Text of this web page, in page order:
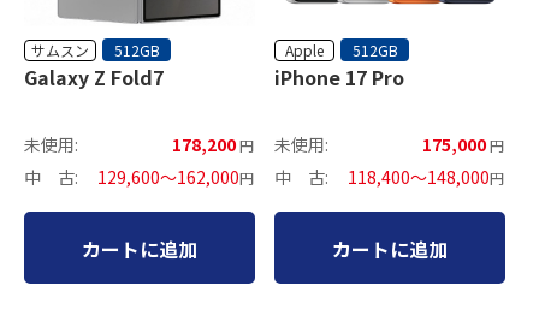
サムスン 512GB
Galaxy Z Fold7
未使用: 178,200円
中 古: 129,600～162,000円
カートに追加
Apple 512GB
iPhone 17 Pro
未使用: 175,000円
中 古: 118,400～148,000円
カートに追加